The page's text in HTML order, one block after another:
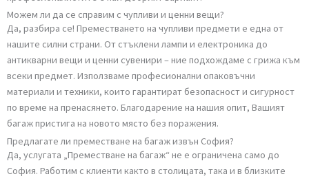
може да се окаже доста сложна. Рискът от наранявания,
надраскани вещи или загуба на време е реален. Точно тук идват
професионалистите от „Хамали от Стомана“. Ние разполагаме с
опитен екип и подходящо оборудване, за да се справим
с всякакъв тип багаж. Осигуряваме опаковане, правилно
и транспорт до крайната дестинация. Така Вие спестявате нерви,
време и физическо натоварване. В крайна сметка изборът е
но ако цените сигурността и спокойствието, доверяването на
професионалистите е най-добрият вариант.
Можем ли да се справим с чупливи и ценни вещи?
Да, разбира се! Преместването на чупливи предмети е една от